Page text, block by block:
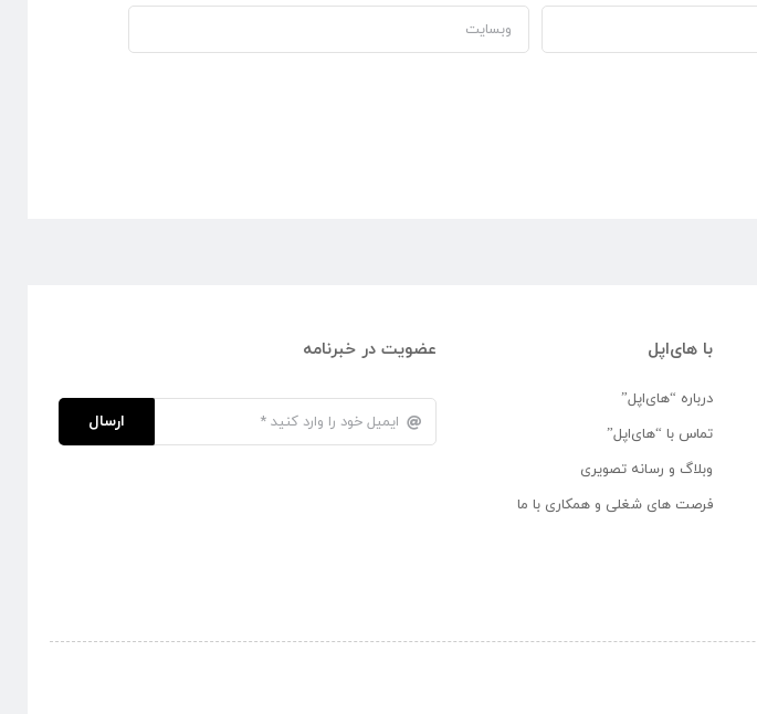
با های‌اپل
درباره “های‌اپل”
تماس با “های‌اپل”
وبلاگ و رسانه تصویری
فرصت های شغلی و همکاری با ما
عضویت در خبرنامه
ارسال